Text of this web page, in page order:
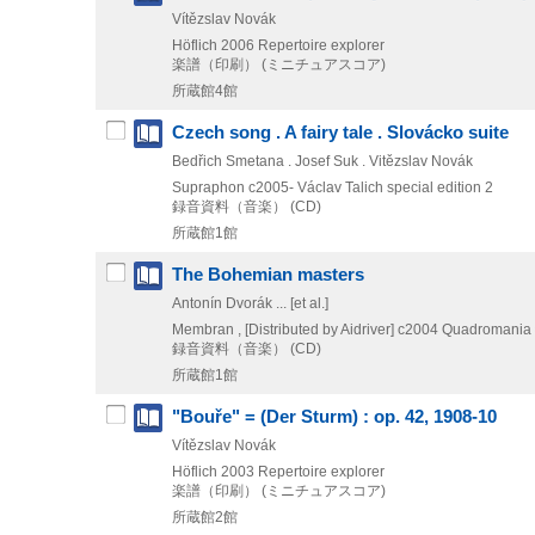
Vítězslav Novák
Höflich 2006 Repertoire explorer
楽譜（印刷） (ミニチュアスコア)
所蔵館4館
Czech song . A fairy tale . Slovácko suite
Bedřich Smetana . Josef Suk . Vitězslav Novák
Supraphon c2005- Václav Talich special edition 2
録音資料（音楽） (CD)
所蔵館1館
The Bohemian masters
Antonín Dvorák ... [et al.]
Membran , [Distributed by Aidriver] c2004 Quadromania
録音資料（音楽） (CD)
所蔵館1館
"Bouře" = (Der Sturm) : op. 42, 1908-10
Vítězslav Novák
Höflich 2003 Repertoire explorer
楽譜（印刷） (ミニチュアスコア)
所蔵館2館